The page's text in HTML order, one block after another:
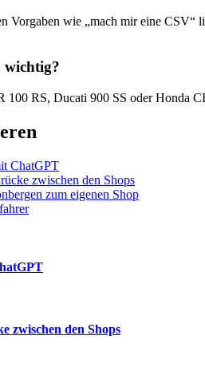
Vorgaben wie „mach mir eine
wichtig?
RS, Ducati 900 SS oder Honda
ChatGPT
zwischen den Shops
zum eigenen Shop
zwischen den Shops